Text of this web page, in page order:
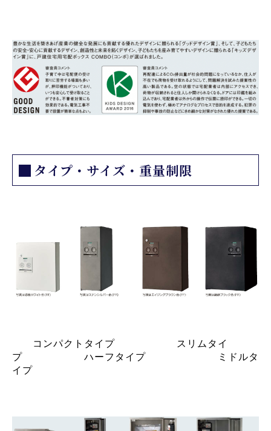
タイプ・サイズ・重量制限
コンパクトタイプ スリムタイ
プ ハーフタイプ ミドルタ
イプ